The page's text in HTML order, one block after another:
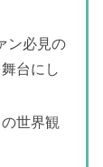
ン必見の
台にし
世界観